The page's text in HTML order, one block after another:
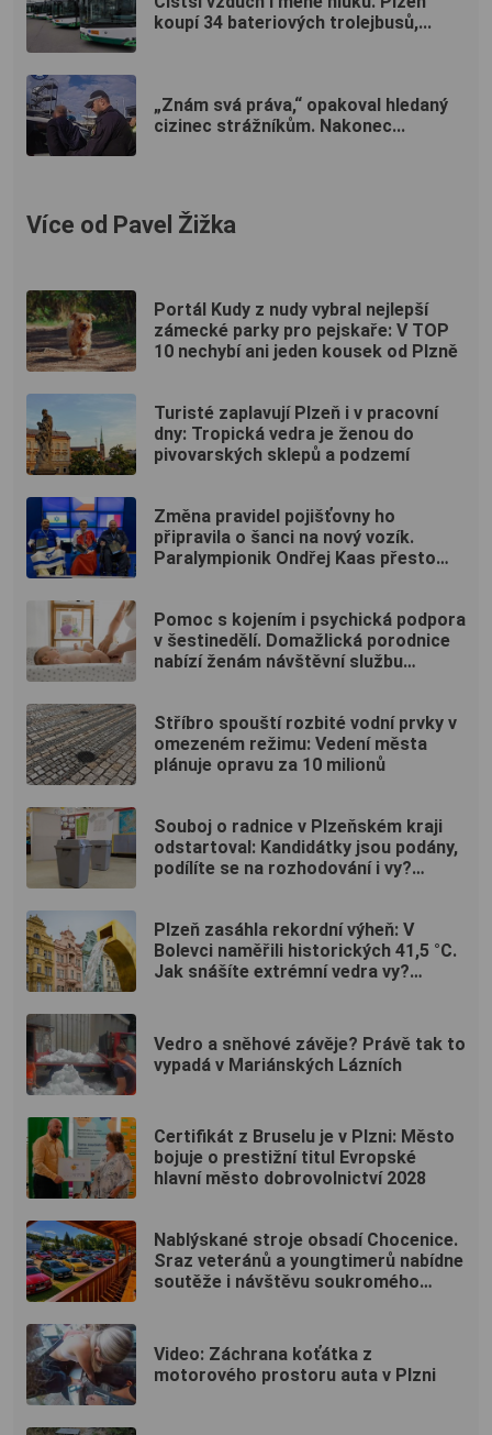
koupí 34 bateriových trolejbusů,...
„Znám svá práva,“ opakoval hledaný
cizinec strážníkům. Nakonec...
Více od Pavel Žižka
Portál Kudy z nudy vybral nejlepší
zámecké parky pro pejskaře: V TOP
10 nechybí ani jeden kousek od Plzně
Turisté zaplavují Plzeň i v pracovní
dny: Tropická vedra je ženou do
pivovarských sklepů a podzemí
Změna pravidel pojišťovny ho
připravila o šanci na nový vozík.
Paralympionik Ondřej Kaas přesto
Pomoc s kojením i psychická podpora
v šestinedělí. Domažlická porodnice
nabízí ženám návštěvní službu
Stříbro spouští rozbité vodní prvky v
omezeném režimu: Vedení města
plánuje opravu za 10 milionů
Souboj o radnice v Plzeňském kraji
odstartoval: Kandidátky jsou podány,
podílíte se na rozhodování i vy?
Plzeň zasáhla rekordní výheň: V
Bolevci naměřili historických 41,5 °C.
Jak snášíte extrémní vedra vy?
Vedro a sněhové závěje? Právě tak to
vypadá v Mariánských Lázních
Certifikát z Bruselu je v Plzni: Město
bojuje o prestižní titul Evropské
hlavní město dobrovolnictví 2028
Nablýskané stroje obsadí Chocenice.
Sraz veteránů a youngtimerů nabídne
soutěže i návštěvu soukromého
Video: Záchrana koťátka z
motorového prostoru auta v Plzni